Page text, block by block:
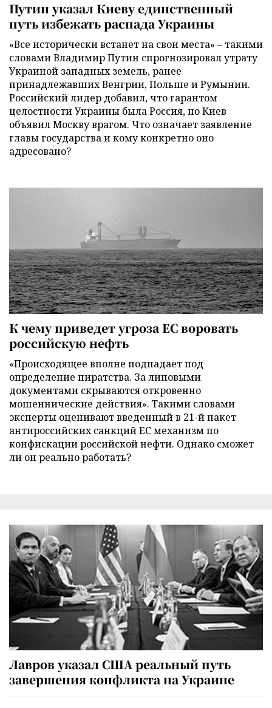
Путин указал Киеву единственный
путь избежать распада Украины
«Все исторически встанет на свои места» – такими
словами Владимир Путин спрогнозировал утрату
Украиной западных земель, ранее
принадлежавших Венгрии, Польше и Румынии.
Российский лидер добавил, что гарантом
целостности Украины была Россия, но Киев
объявил Москву врагом. Что означает заявление
главы государства и кому конкретно оно
адресовано?
К чему приведет угроза ЕС воровать
российскую нефть
«Происходящее вполне подпадает под
определение пиратства. За липовыми
документами скрываются откровенно
мошеннические действия». Такими словами
эксперты оценивают введенный в 21-й пакет
антироссийских санкций ЕС механизм по
конфискации российской нефти. Однако сможет
ли он реально работать?
Лавров указал США реальный путь
завершения конфликта на Украине